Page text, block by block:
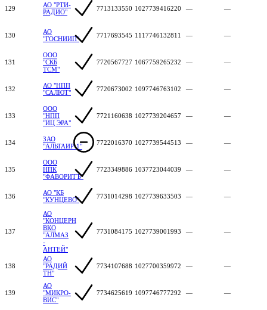
129
АО "РТИ-
РАДИО"
7713133550 1027739416220 — —
130
АО
"ГОСНИИП"
7717693545 1117746132811 — —
131
ООО
"СКБ
ТСМ"
7720567727 1067759265232 — —
132
АО "НПП
"САЛЮТ"
7720673002 1097746763102 — —
133
ООО
"НПП
"ИЦ ЭРА"
7721160638 1027739204657 — —
134
ЗАО
"АЛЬТАИР-1"
7722016370 1027739544513 — —
135
ООО
НПК
"ФАВОРИТЪ"
7723349886 1037723044039 — —
136
АО "КБ
"КУНЦЕВО"
7731014298 1027739633503 — —
137
АО
"КОНЦЕРН
ВКО
"АЛМАЗ
-
АНТЕЙ"
7731084175 1027739001993 — —
138
АО
"РАДИЙ
ТН"
7734107688 1027700359972 — —
139
АО
"МИКРО-
ВИС"
7734625619 1097746777292 — —